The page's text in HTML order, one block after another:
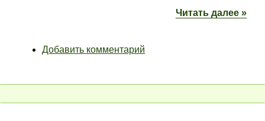
Читать далее »
Добавить комментарий